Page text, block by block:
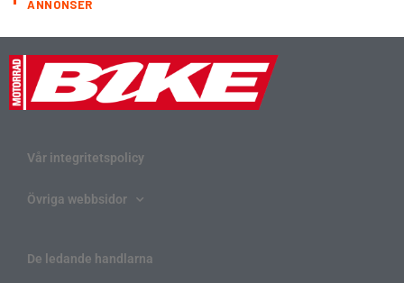
ANNONSER
Vår integritetspolicy
Övriga webbsidor
De ledande handlarna